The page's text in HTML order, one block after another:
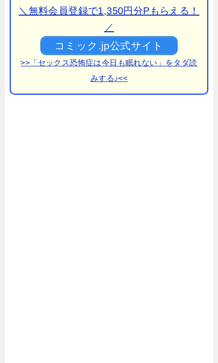
＼無料会員登録で1,350円分Pもらえる！
／
コミック.jp公式サイト
>>「セックス恐怖症は今日も眠れない」をタダ読
みする♪<<